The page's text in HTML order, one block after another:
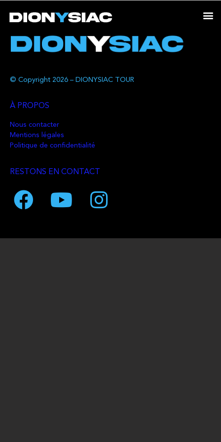
© Copyright 2026 – DIONYSIAC TOUR
À PROPOS
Nous contacter
Mentions légales
Politique de confidentialité
RESTONS EN CONTACT